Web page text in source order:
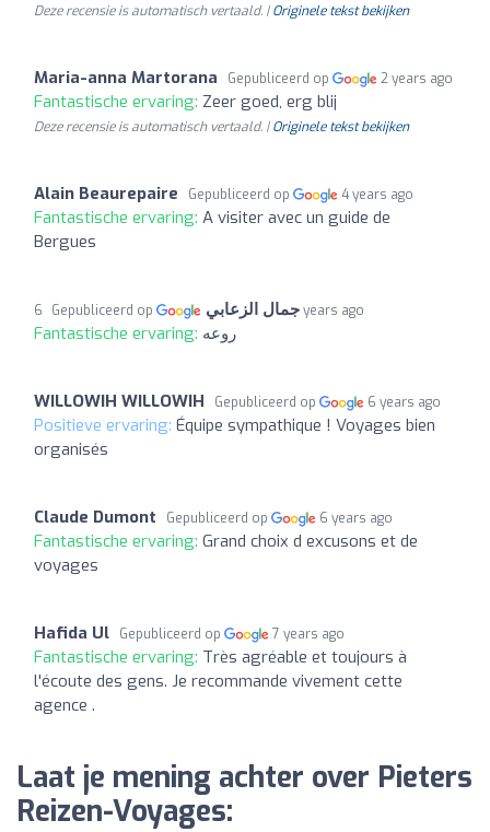
Deze recensie is automatisch vertaald. |Originele tekst bekijken
Maria-anna Martorana Gepubliceerd op 2 years ago
Fantastische ervaring: Zeer goed, erg blij
Deze recensie is automatisch vertaald. |Originele tekst bekijken
Alain Beaurepaire Gepubliceerd op 4 years ago
Fantastische ervaring: A visiter avec un guide de
Bergues
جمال الزعابي Gepubliceerd op 6 years ago
Fantastische ervaring: روعه
WILLOWIH WILLOWIH Gepubliceerd op 6 years ago
Positieve ervaring: Équipe sympathique ! Voyages bien
organisés
Claude Dumont Gepubliceerd op 6 years ago
Fantastische ervaring: Grand choix d excusons et de
voyages
Hafida Ul Gepubliceerd op 7 years ago
Fantastische ervaring: Très agréable et toujours à
l'écoute des gens. Je recommande vivement cette
agence .
Laat je mening achter over Pieters
Reizen-Voyages: